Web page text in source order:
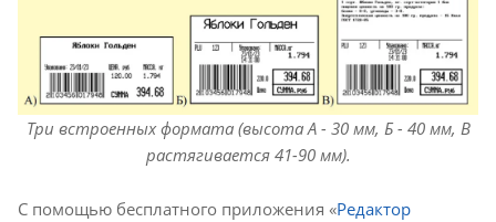
Три встроенных формата (высота А - 30 мм, Б - 40 мм, В
растягивается 41-90 мм).
С помощью бесплатного приложения «Редактор